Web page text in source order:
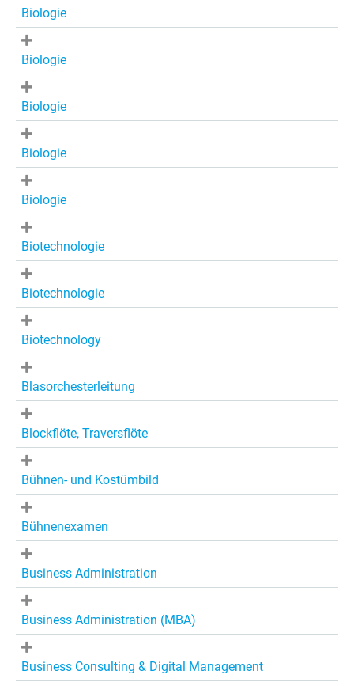
Biologie
Biologie
Biologie
Biologie
Biologie
Biotechnologie
Biotechnologie
Biotechnology
Blasorchesterleitung
Blockflöte, Traversflöte
Bühnen- und Kostümbild
Bühnenexamen
Business Administration
Business Administration (MBA)
Business Consulting & Digital Management